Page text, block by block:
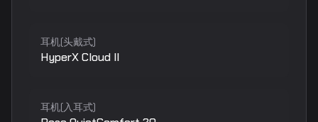
耳机(头戴式)
HyperX Cloud II
耳机(入耳式)